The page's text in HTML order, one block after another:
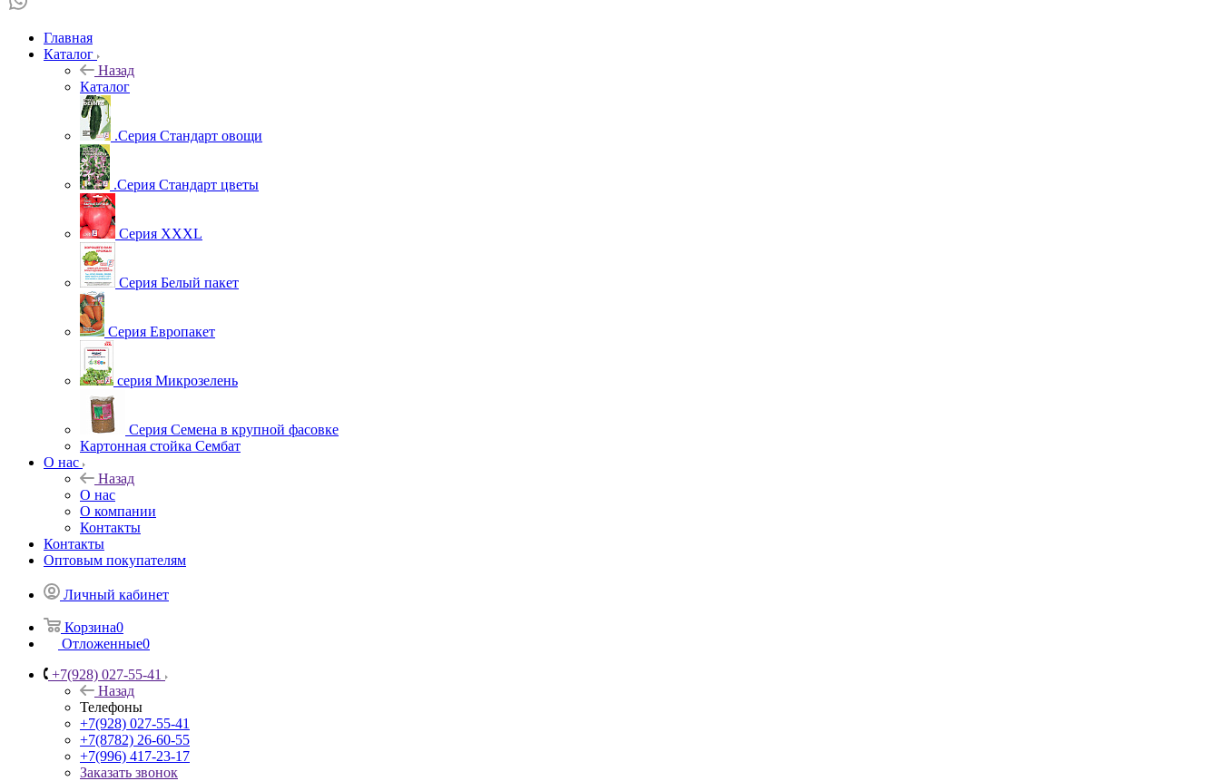
Главная
Каталог
Назад
Каталог
.Серия Стандарт овощи
.Серия Стандарт цветы
Серия XXXL
Серия Белый пакет
Серия Европакет
серия Микрозелень
Серия Семена в крупной фасовке
Картонная стойка Сембат
О нас
Назад
О нас
О компании
Контакты
Контакты
Оптовым покупателям
Личный кабинет
Корзина0
Отложенные0
+7(928) 027-55-41
Назад
Телефоны
+7(928) 027-55-41
+7(8782) 26-60-55
+7(996) 417-23-17
Заказать звонок